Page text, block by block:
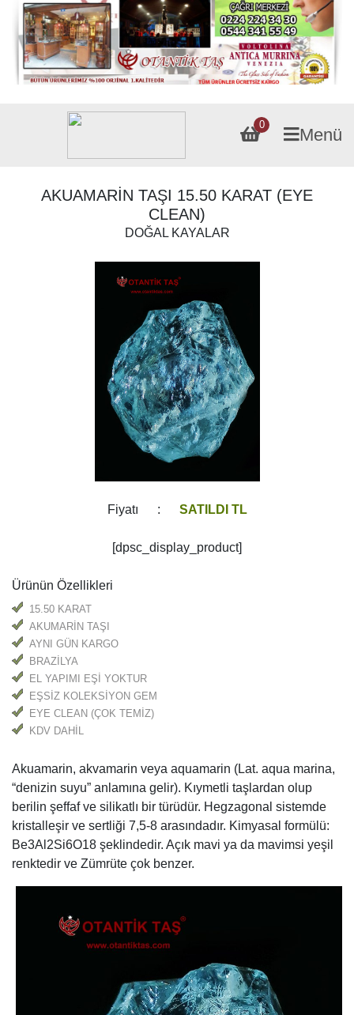
0
Menü
AKUAMARİN TAŞI 15.50 KARAT (EYE
CLEAN)
DOĞAL KAYALAR
Fiyatı : SATILDI TL
[dpsc_display_product]
Ürünün Özellikleri
15.50 KARAT
AKUMARİN TAŞI
AYNI GÜN KARGO
BRAZİLYA
EL YAPIMI EŞİ YOKTUR
EŞSİZ KOLEKSİYON GEM
PARÇASI
EYE CLEAN (ÇOK TEMİZ)
KDV DAHİL
Akuamarin, akvamarin veya aquamarin (Lat. aqua marina,
“denizin suyu” anlamına gelir). Kıymetli taşlardan olup
berilin şeffaf ve silikatlı bir türüdür. Hegzagonal sistemde
kristalleşir ve sertliği 7,5-8 arasındadır. Kimyasal formülü:
Be3Al2Si6O18 şeklindedir. Açık mavi ya da mavimsi yeşil
renktedir ve Zümrüte çok benzer.